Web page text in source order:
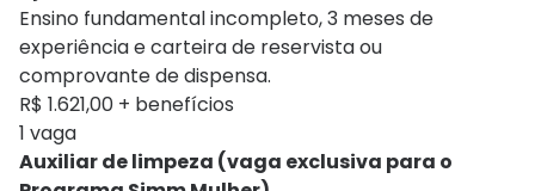
Ensino fundamental incompleto, 3 meses de
experiência e carteira de reservista ou
comprovante de dispensa.
R$ 1.621,00 + benefícios
1 vaga
Auxiliar de limpeza (vaga exclusiva para o